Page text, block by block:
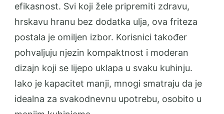
efikasnost. Svi koji žele pripremiti zdravu,
hrskavu hranu bez dodatka ulja, ova friteza
postala je omiljen izbor. Korisnici također
pohvaljuju njezin kompaktnost i moderan
dizajn koji se lijepo uklapa u svaku kuhinju.
Iako je kapacitet manji, mnogi smatraju da je
idealna za svakodnevnu upotrebu, osobito u